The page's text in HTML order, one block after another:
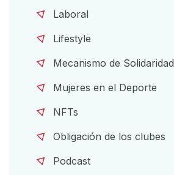
Laboral
Lifestyle
Mecanismo de Solidaridad
Mujeres en el Deporte
NFTs
Obligación de los clubes
Podcast